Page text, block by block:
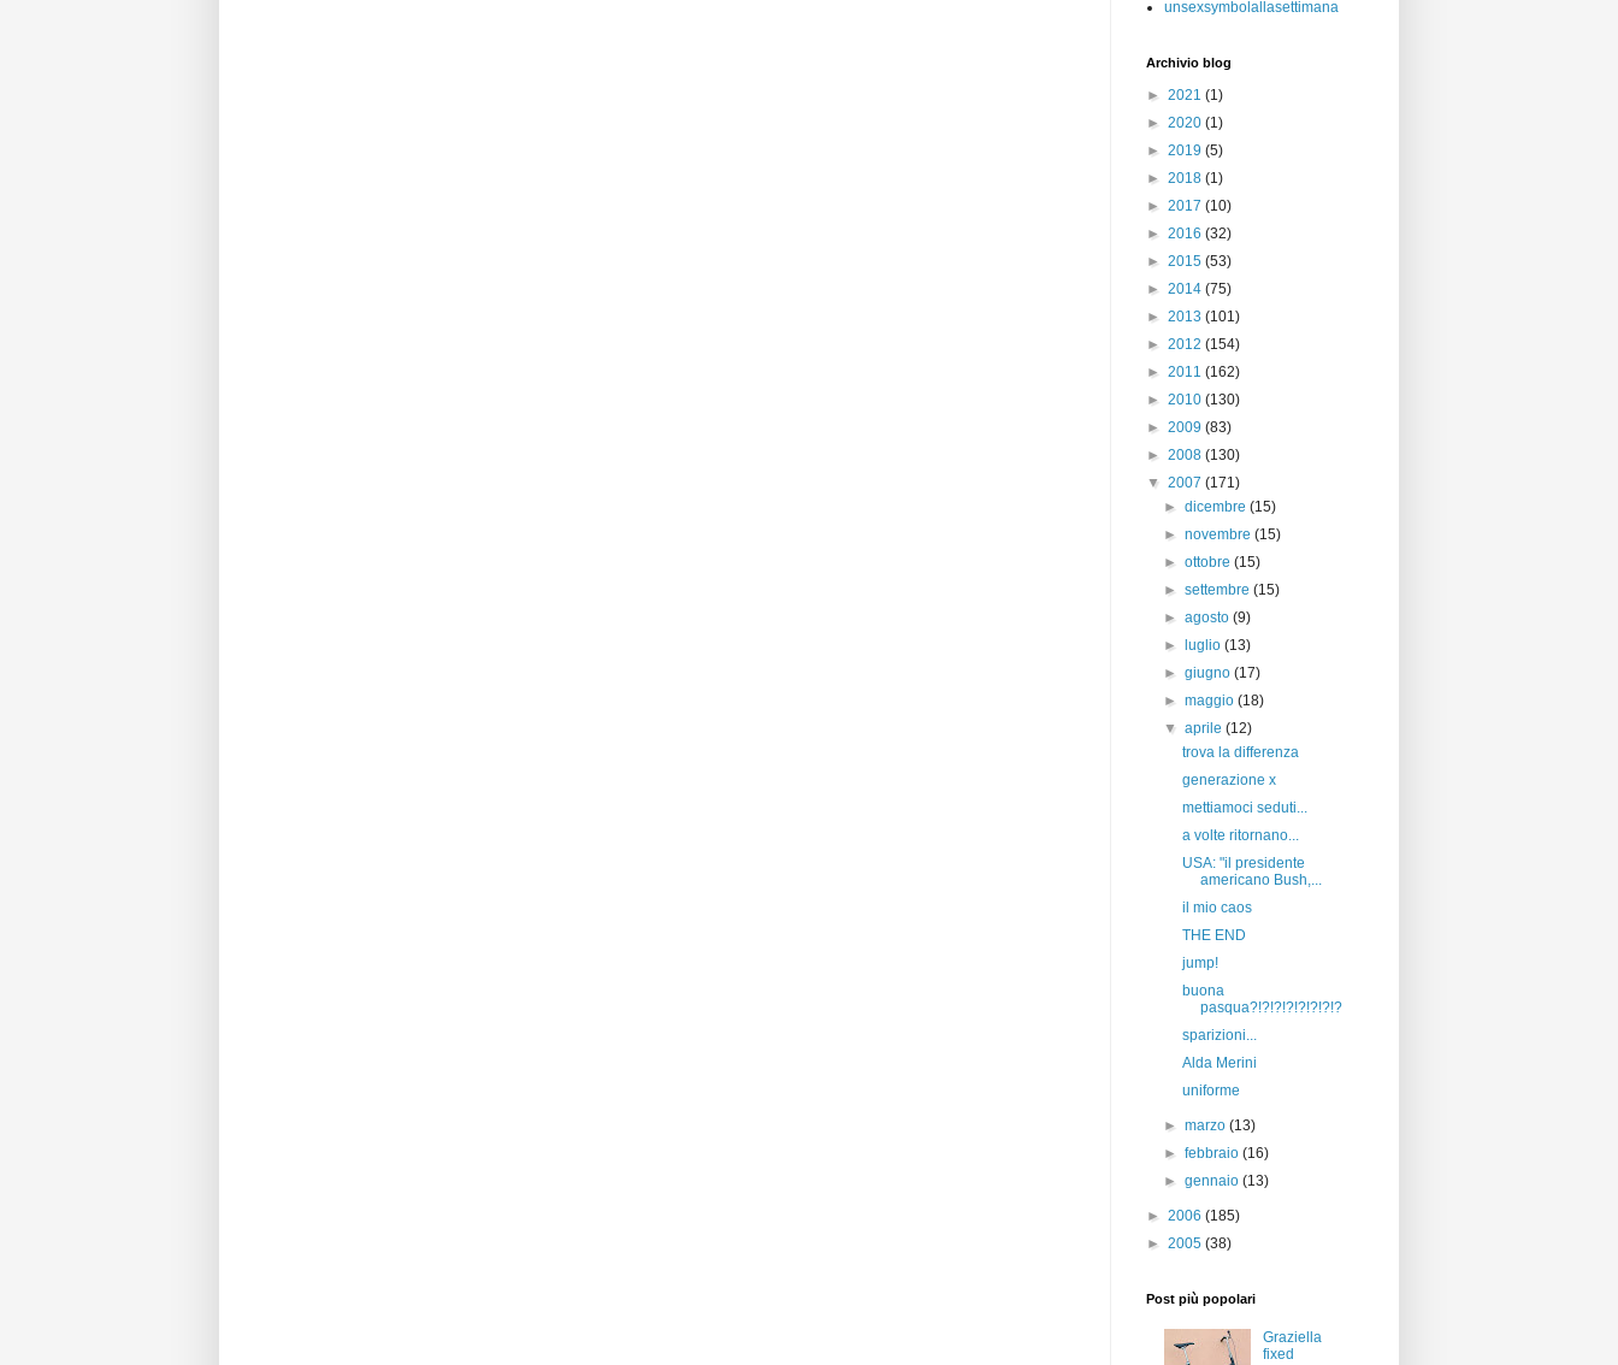
unsexsymbolallasettimana
Archivio blog
► 2021 (1)
► 2020 (1)
► 2019 (5)
► 2018 (1)
► 2017 (10)
► 2016 (32)
► 2015 (53)
► 2014 (75)
► 2013 (101)
► 2012 (154)
► 2011 (162)
► 2010 (130)
► 2009 (83)
► 2008 (130)
▼ 2007 (171)
►dicembre(15)
►novembre(15)
►ottobre(15)
►settembre(15)
►agosto(9)
►
luglio(13)
►giugno(17)
►maggio(18)
▼aprile(12)
trova la differenza
generazione x
mettiamoci seduti...
a volte ritornano...
USA: "il presidente
americano Bush,...
il mio caos
THE END
jump!
buona
pasqua?!?!?!?!?!?!?!?
sparizioni...
Alda Merini
uniforme
►marzo(13)
►febbraio(16)
►gennaio(13)
► 2006 (185)
► 2005 (38)
Post più popolari
Graziella
fixed